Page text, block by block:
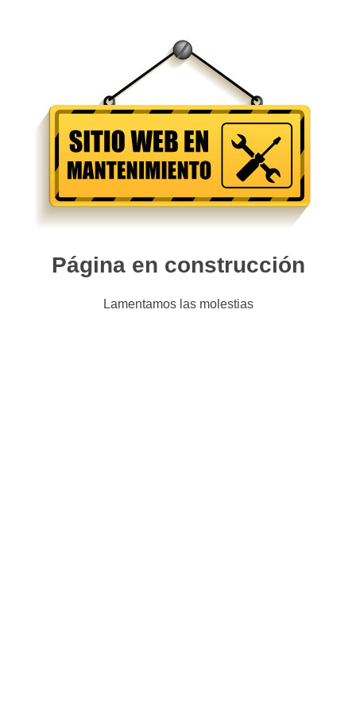
Página en construcción
Lamentamos las molestias